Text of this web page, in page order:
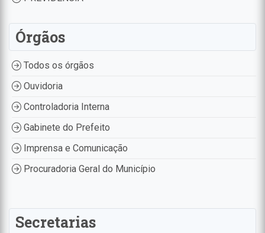
Órgãos
Todos os órgãos
Ouvidoria
Controladoria Interna
Gabinete do Prefeito
Imprensa e Comunicação
Procuradoria Geral do Município
Secretarias